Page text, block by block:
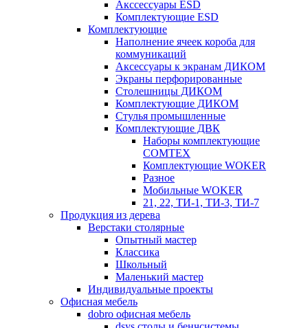
Акссессуары ESD
Комплектующие ESD
Комплектующие
Наполнение ячеек короба для
коммуникаций
Аксессуары к экранам ДИКОМ
Экраны перфорированные
Cтолешницы ДИКОМ
Комплектующие ДИКОМ
Стулья промышленные
Комплектующие ДВК
Наборы комплектующие
COMTEX
Комплектующие WOKER
Разное
Мобильные WOKER
21, 22, ТИ-1, ТИ-3, ТИ-7
Продукция из дерева
Верстаки столярные
Опытный мастер
Классика
Школьный
Маленький мастер
Индивидуальные проекты
Офисная мебель
dobro офисная мебель